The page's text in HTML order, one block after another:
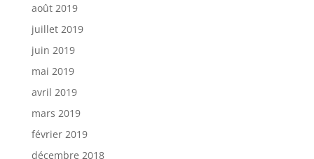
août 2019
juillet 2019
juin 2019
mai 2019
avril 2019
mars 2019
février 2019
décembre 2018